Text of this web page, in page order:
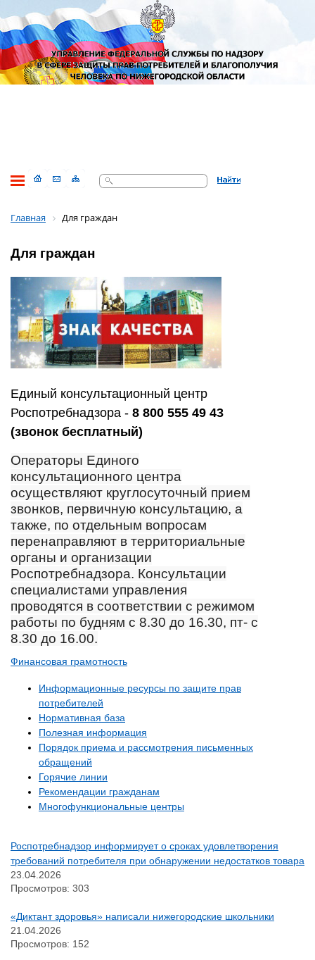
Поиск
Главная Для граждан
Для граждан
Единый консультационный центр
Роспотребнадзора - 8 800 555 49 43
(звонок бесплатный)
Операторы Единого
консультационного центра
осуществляют круглосуточный прием
звонков, первичную консультацию, а
также, по отдельным вопросам
перенаправляют в территориальные
органы и организации
Роспотребнадзора. Консультации
специалистами управления
проводятся в соответствии с режимом
работы по будням с 8.30 до 16.30, пт- с
8.30 до 16.00.
Финансовая грамотность
Информационные ресурсы по защите прав
потребителей
Нормативная база
Полезная информация
Порядок приема и рассмотрения письменных
обращений
Горячие линии
Рекомендации гражданам
Многофункциональные центры
Роспотребнадзор информирует о сроках удовлетворения
требований потребителя при обнаружении недостатков товара
23.04.2026
Просмотров: 303
«Диктант здоровья» написали нижегородские школьники
21.04.2026
Просмотров: 152